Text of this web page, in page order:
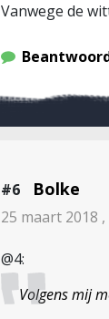
Vanwege de
#6 Bolke
25 maart 2018 ,
@4:
Volgens mij